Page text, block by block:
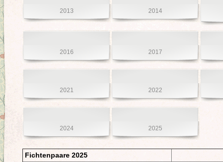
2013 2014
2016 2017
2021 2022
2024 2025
Fichtenpaare 2025